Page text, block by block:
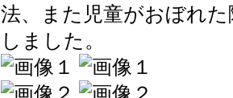
法、また児童がおぼれ
しました。